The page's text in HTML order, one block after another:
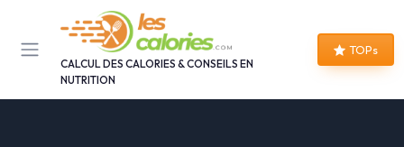
CALCUL DES CALORIES & CONSEILS EN
NUTRITION
TOPs
Panneau de gestion des cookies